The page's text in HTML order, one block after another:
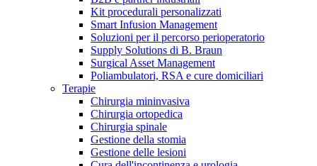
Kit procedurali personalizzati
Smart Infusion Management
Soluzioni per il percorso perioperatorio
Supply Solutions di B. Braun
Surgical Asset Management
Poliambulatori, RSA e cure domiciliari
Terapie
Chirurgia mininvasiva
Chirurgia ortopedica
Chirurgia spinale
Gestione della stomia
Gestione delle lesioni